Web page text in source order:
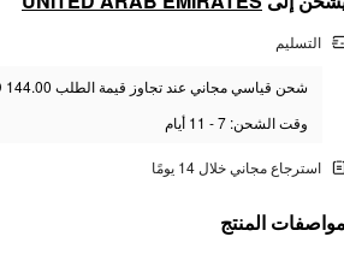
التسليم
شحن قياسي مجاني عند تجاوز قيمة الطلب AED 144.00
وقت الشحن: 7 - 11 أيام
استرجاع مجاني خلال 14 يومًا
المنتج